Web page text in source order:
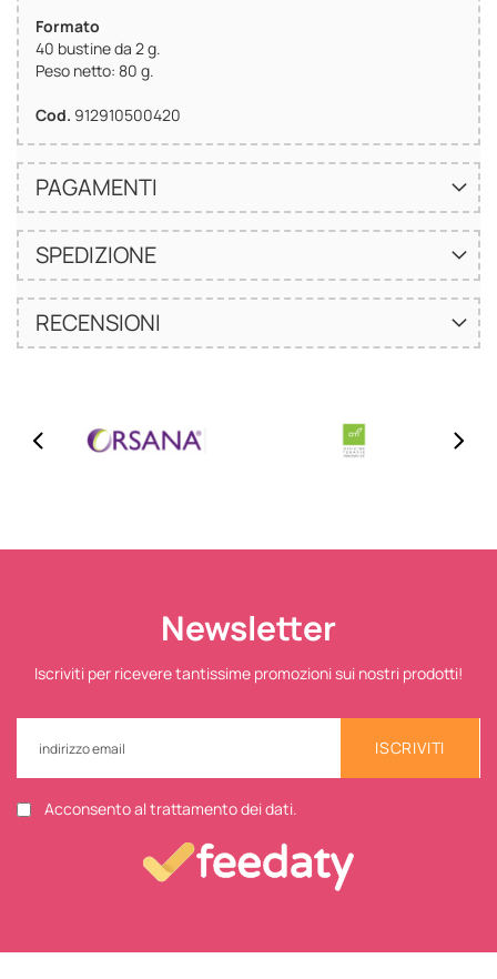
Formato
40 bustine da 2 g.
Peso netto: 80 g.
Cod. 912910500420
PAGAMENTI
SPEDIZIONE
RECENSIONI
Newsletter
Iscriviti per ricevere tantissime promozioni sui nostri prodotti!
ISCRIVITI
Acconsento al trattamento dei dati.